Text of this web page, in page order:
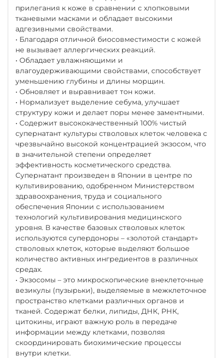
прилегания к коже в сравнении с хлопковыми
тканевыми масками и обладает высокими
адгезивными свойствами.
• Благодаря отличной биосовместимости с кожей
не вызывает аллергических реакций.
• Обладает увлажняющими и
влагоудерживающими свойствами, способствует
уменьшению глубины и длины морщин.
• Обновляет и выравнивает тон кожи.
• Нормализует выделение себума, улучшает
структуру кожи и делает поры менее заментными.
• Содержит высококачественный 100% чистый
супернатант культуры стволовых клеток человека с
чрезвычайно высокой концентрацией экзосом, что
в значительной степени определяет
эффективность косметического средства.
Супернатант произведен в Японии в центре по
культивированию, одобренном Министерством
здравоохранения, труда и социального
обеспечения Японии с использованием
технологий культивирования медицинского
уровня. В качестве базовых стволовых клеток
используются супердоноры – «золотой стандарт»
стволовых клеток, которые выделяют большое
количество активных ингредиентов в различных
средах.
• Экзосомы – это микроскопические внеклеточные
везикулы (пузырьки), выделяемые в межклеточное
пространство клетками различных органов и
тканей. Содержат белки, липиды, ДНК, РНК,
цитокины, играют важную роль в передаче
информации между клетками, позволяя
скоординировать биохимические процессы
внутри клетки.